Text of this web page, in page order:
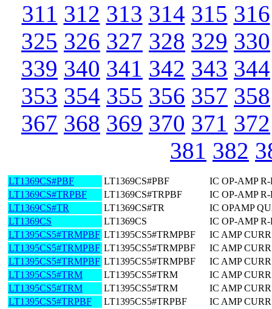
311 312 313 314 315 316
325 326 327 328 329 330
339 340 341 342 343 344
353 354 355 356 357 358
367 368 369 370 371 372
381 382
LT1369CS#PBF LT1369CS#PBF
IC OP-AMP
LT1369CS#TRPBF
LT1369CS#TRPBF
IC OP-AMP
LT1369CS#TR
LT1369CS#TR
IC OPAMP
LT1369CS
LT1369CS
IC OP-AMP
LT1395CS5#TRMPBF LT1395CS5#TRMPBF
IC AMP
LT1395CS5#TRMPBF LT1395CS5#TRMPBF
IC AMP
LT1395CS5#TRMPBF LT1395CS5#TRMPBF
IC AMP
LT1395CS5#TRM
LT1395CS5#TRM
IC AMP
LT1395CS5#TRM
LT1395CS5#TRM
IC AMP
LT1395CS5#TRPBF
LT1395CS5#TRPBF
IC AMP